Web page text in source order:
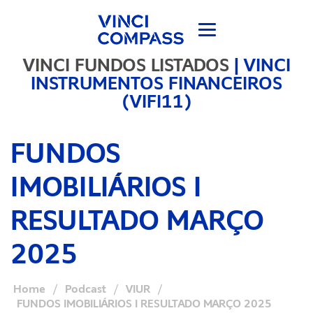
VINCI FUNDOS LISTADOS |VINCI
INSTRUMENTOS FINANCEIROS
(VIFI11)
FUNDOS
IMOBILIÁRIOS I
RESULTADO MARÇO
2025
Home / Podcast / VIUR
/
FUNDOS IMOBILIÁRIOS I RESULTADO MARÇO 2025